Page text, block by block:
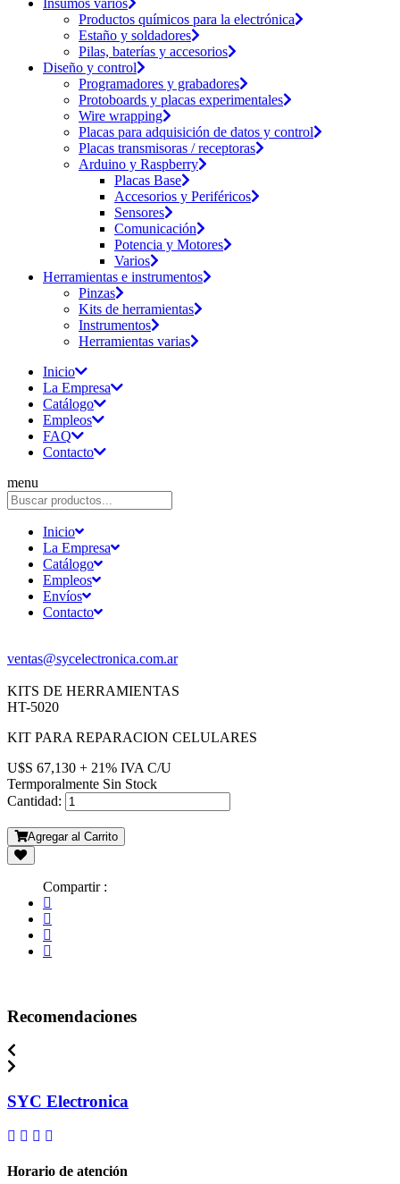
Insumos varios
Productos químicos para la electrónica
Estaño y soldadores
Pilas, baterías y accesorios
Diseño y control
Programadores y grabadores
Protoboards y placas experimentales
Wire wrapping
Placas para adquisición de datos y control
Placas transmisoras / receptoras
Arduino y Raspberry
Placas Base
Accesorios y Periféricos
Sensores
Comunicación
Potencia y Motores
Varios
Herramientas e instrumentos
Pinzas
Kits de herramientas
Instrumentos
Herramientas varias
Inicio
La Empresa
Catálogo
Empleos
FAQ
Contacto
menu
Inicio
La Empresa
Catálogo
Empleos
Envíos
Contacto
ventas@sycelectronica.com.ar
KITS DE HERRAMIENTAS
HT-5020
KIT PARA REPARACION CELULARES
U$S 67,130 + 21% IVA C/U
Termporalmente Sin Stock
Cantidad:
Agregar al Carrito
Compartir :
Recomendaciones
SYC Electronica
Horario de atención